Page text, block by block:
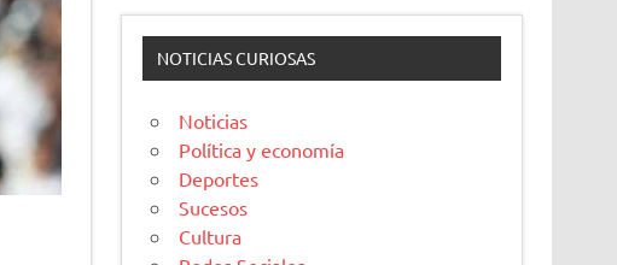
NOTICIAS CURIOSAS
Noticias
Política y economía
Deportes
Sucesos
Cultura